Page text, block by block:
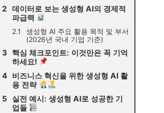
데이터로 보는 생성형 AI의 경제적
파급력
생성형 AI 주요 활용 목적 및 부서
(2026년 국내 기업 기준)
핵심 체크포인트: 이것만은 꼭 기억
하세요!
비즈니스 혁신을 위한 생성형 AI 활
용 전략
실전 예시: 생성형 AI로 성공한 기
업들